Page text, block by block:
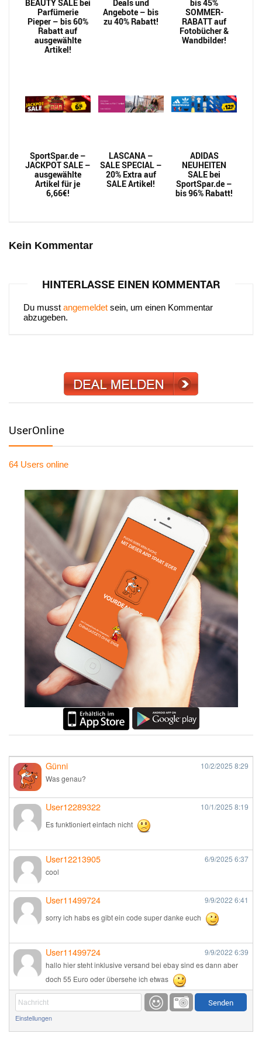
BEAUTY SALE bei
Parfümerie
Pieper – bis 60%
Rabatt auf
ausgewählte
Artikel!
Deals und
Angebote – bis
zu 40% Rabatt!
bis 45%
SOMMER-
RABATT auf
Fotobücher &
Wandbilder!
SportSpar.de –
JACKPOT SALE –
ausgewählte
Artikel für je
6,66€!
LASCANA –
SALE SPECIAL –
20% Extra auf
SALE Artikel!
ADIDAS
NEUHEITEN
SALE bei
SportSpar.de –
bis 96% Rabatt!
Kein Kommentar
HINTERLASSE EINEN KOMMENTAR
Du musst angemeldet sein, um einen Kommentar
abzugeben.
UserOnline
64 Users online
Günni 10/2/2025 8:29
Was genau?
User12289322 10/1/2025 8:19
Es funktioniert einfach nicht
User12213905 6/9/2025 6:37
cool
User11499724 9/9/2022 6:41
sorry ich habs es gibt ein code super danke euch
User11499724 9/9/2022 6:39
hallo hier steht inklusive versand bei ebay sind es dann aber
doch 55 Euro oder übersehe ich etwas
Günni 9/1/20226:17
Einstellungen